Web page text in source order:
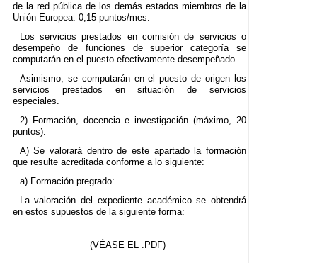
de la red pública de los demás estados miembros de la
Unión Europea: 0,15 puntos/mes.
Los servicios prestados en comisión de servicios o
desempeño de funciones de superior categoría se
computarán en el puesto efectivamente desempeñado.
Asimismo, se computarán en el puesto de origen los
servicios prestados en situación de servicios
especiales.
2) Formación, docencia e investigación (máximo, 20
puntos).
A) Se valorará dentro de este apartado la formación
que resulte acreditada conforme a lo siguiente:
a) Formación pregrado:
La valoración del expediente académico se obtendrá
en estos supuestos de la siguiente forma:
(VÉASE EL .PDF)